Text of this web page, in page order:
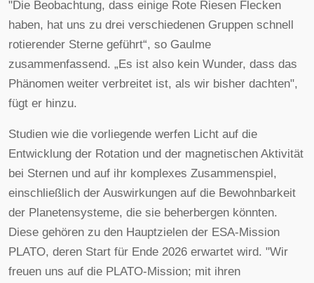
"Die Beobachtung, dass einige Rote Riesen Flecken
haben, hat uns zu drei verschiedenen Gruppen schnell
rotierender Sterne geführt“, so Gaulme
zusammenfassend. „Es ist also kein Wunder, dass das
Phänomen weiter verbreitet ist, als wir bisher dachten",
fügt er hinzu.
Studien wie die vorliegende werfen Licht auf die
Entwicklung der Rotation und der magnetischen Aktivität
bei Sternen und auf ihr komplexes Zusammenspiel,
einschließlich der Auswirkungen auf die Bewohnbarkeit
der Planetensysteme, die sie beherbergen könnten.
Diese gehören zu den Hauptzielen der ESA-Mission
PLATO, deren Start für Ende 2026 erwartet wird. "Wir
freuen uns auf die PLATO-Mission; mit ihren